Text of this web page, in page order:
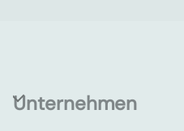
Unternehmen